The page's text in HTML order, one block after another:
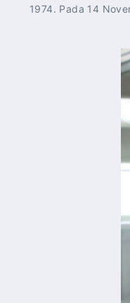
1974. Pada 14